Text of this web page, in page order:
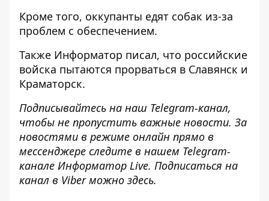
Кроме того, оккупанты едят собак из-за
проблем с обеспечением.
Также Информатор писал, что российские
войска пытаются прорваться в Славянск и
Краматорск.
Подписывайтесь на наш Telegram-канал,
чтобы не пропустить важные новости. За
новостями в режиме онлайн прямо в
мессенджере следите в нашем Telegram-
канале Информатор Live. Подписаться на
канал в Viber можно здесь.